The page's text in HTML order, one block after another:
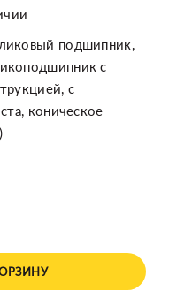
подшипник,
с
с
коническое